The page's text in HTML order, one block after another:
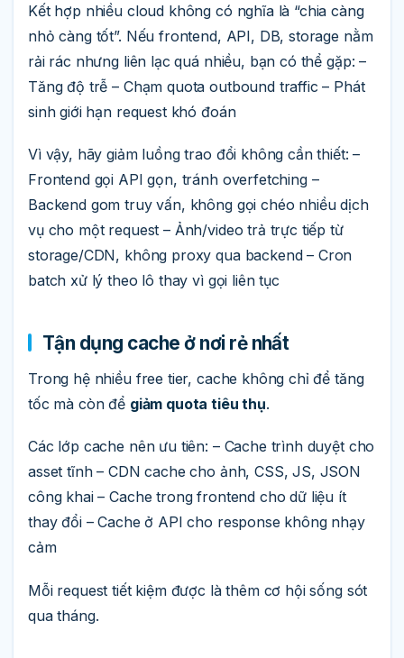
Kết hợp nhiều cloud không có nghĩa là “chia càng
nhỏ càng tốt”. Nếu frontend, API, DB, storage nằm
rải rác nhưng liên lạc quá nhiều, bạn có thể gặp: –
Tăng độ trễ – Chạm quota outbound traffic – Phát
sinh giới hạn request khó đoán
Vì vậy, hãy giảm luồng trao đổi không cần thiết: –
Frontend gọi API gọn, tránh overfetching –
Backend gom truy vấn, không gọi chéo nhiều dịch
vụ cho một request – Ảnh/video trả trực tiếp từ
storage/CDN, không proxy qua backend – Cron
batch xử lý theo lô thay vì gọi liên tục
Tận dụng cache ở nơi rẻ nhất
Trong hệ nhiều free tier, cache không chỉ để tăng
tốc mà còn để giảm quota tiêu thụ.
Các lớp cache nên ưu tiên: – Cache trình duyệt cho
asset tĩnh – CDN cache cho ảnh, CSS, JS, JSON
công khai – Cache trong frontend cho dữ liệu ít
thay đổi – Cache ở API cho response không nhạy
cảm
Mỗi request tiết kiệm được là thêm cơ hội sống sót
qua tháng.